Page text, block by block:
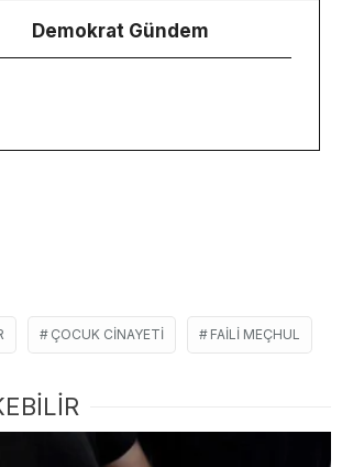
Demokrat Gündem
ÇOCUK CINAYETI FAILI MEÇHUL